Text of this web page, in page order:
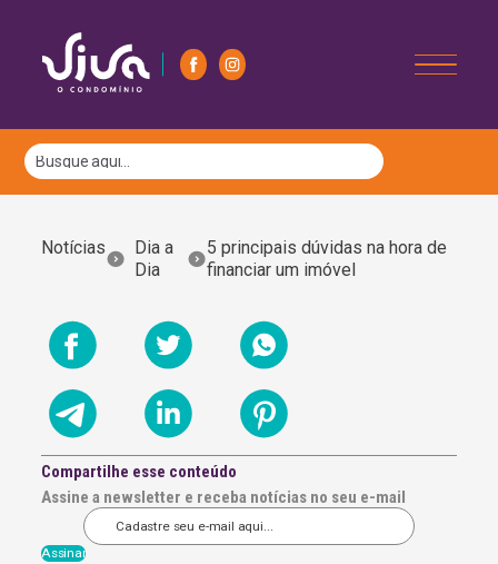
Notícias
Dia a
Dia
5 principais dúvidas na hora de
financiar um imóvel
Compartilhe esse conteúdo
Assine a newsletter e receba notícias no seu e-mail